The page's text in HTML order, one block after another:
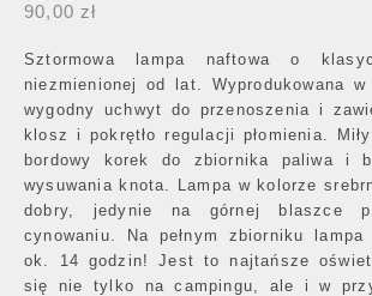
90,00 zł
Sztormowa lampa naftowa o
niezmienionej od lat. Wyprodukowana
wygodny uchwyt do przenoszenia i
klosz i pokrętło regulacji płomienia.
bordowy korek do zbiornika paliwa i
wysuwania knota. Lampa w kolorze
dobry, jedynie na górnej blaszce
cynowaniu. Na pełnym zbiorniku
ok. 14 godzin! Jest to najtańsze
się nie tylko na campingu, ale i w